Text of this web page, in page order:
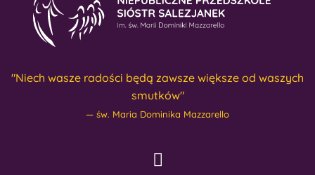
"Niech wasze radości będą zawsze większe od waszych
smutków"
św. Maria Dominika Mazzarello